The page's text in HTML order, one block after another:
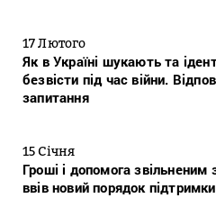
17 Лютого
Як в Україні шукають та
безвісти під час війни.
запитання
15 Січня
Гроші і допомога звільненим
ввів новий порядок